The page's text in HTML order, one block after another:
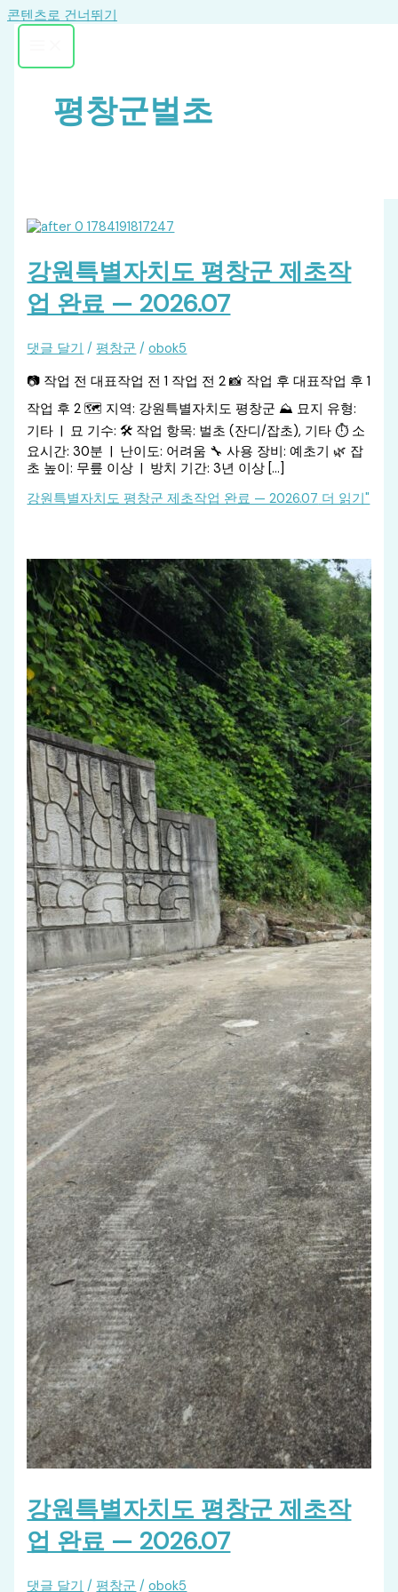
콘텐츠로 건너뛰기
평창군벌초
강원특별자치도 평창군 제초작
업 완료 — 2026.07
댓글 달기 / 평창군 /obok5
📷 작업 전 대표작업 전 1 작업 전 2 📸 작업 후 대표작업 후 1
작업 후 2 🗺️ 지역: 강원특별자치도 평창군 ⛰️ 묘지 유형:
기타 | 묘 기수: 🛠️ 작업 항목: 벌초 (잔디/잡초), 기타 ⏱️ 소
요시간: 30분 | 난이도: 어려움 🔧 사용 장비: 예초기 🌿 잡
초 높이: 무릎 이상 | 방치 기간: 3년 이상 […]
강원특별자치도 평창군 제초작업 완료 — 2026.07 더 읽기"
강원특별자치도 평창군 제초작
업 완료 — 2026.07
댓글 달기 / 평창군 /obok5